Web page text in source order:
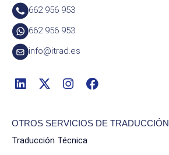
662 956 953
662 956 953
info@itrad.es
OTROS SERVICIOS DE TRADUCCIÓN
Traducción Técnica